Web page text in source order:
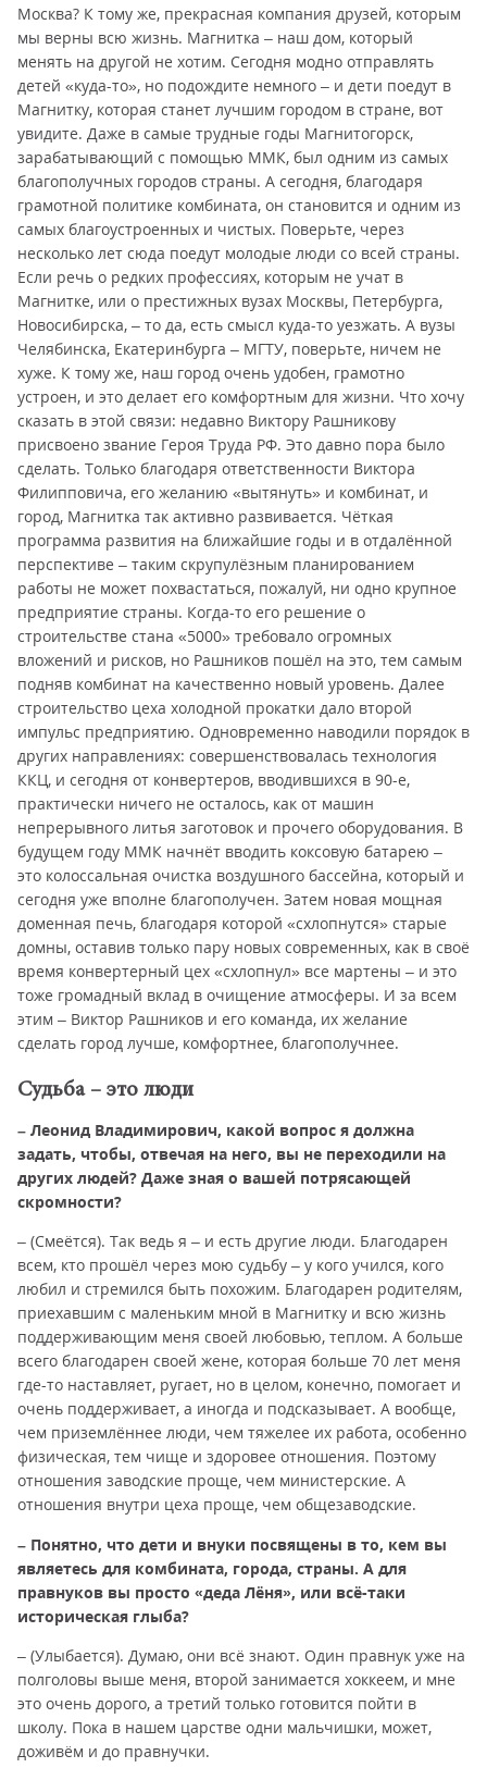
Москва? К тому же, прекрасная компания друзей, которым
мы верны всю жизнь. Магнитка – наш дом, который
менять на другой не хотим. Сегодня модно отправлять
детей «куда-то», но подождите немного – и дети поедут в
Магнитку, которая станет лучшим городом в стране, вот
увидите. Даже в самые трудные годы Магнитогорск,
зарабатывающий с помощью ММК, был одним из самых
благополучных городов страны. А сегодня, благодаря
грамотной политике комбината, он становится и одним из
самых благоустроенных и чистых. Поверьте, через
несколько лет сюда поедут молодые люди со всей страны.
Если речь о редких профессиях, которым не учат в
Магнитке, или о престижных вузах Москвы, Петербурга,
Новосибирска, – то да, есть смысл куда-то уезжать. А вузы
Челябинска, Екатеринбурга – МГТУ, поверьте, ничем не
хуже. К тому же, наш город очень удобен, грамотно
устроен, и это делает его комфортным для жизни. Что хочу
сказать в этой связи: недавно Виктору Рашникову
присвоено звание Героя Труда РФ. Это давно пора было
сделать. Только благодаря ответственности Виктора
Филипповича, его желанию «вытянуть» и комбинат, и
город, Магнитка так активно развивается. Чёткая
программа развития на ближайшие годы и в отдалённой
перспективе – таким скрупулёзным планированием
работы не может похвастаться, пожалуй, ни одно крупное
предприятие страны. Когда-то его решение о
строительстве стана «5000» требовало огромных
вложений и рисков, но Рашников пошёл на это, тем самым
подняв комбинат на качественно новый уровень. Далее
строительство цеха холодной прокатки дало второй
импульс предприятию. Одновременно наводили порядок в
других направлениях: совершенствовалась технология
ККЦ, и сегодня от конвертеров, вводившихся в 90-е,
практически ничего не осталось, как от машин
непрерывного литья заготовок и прочего оборудования. В
будущем году ММК начнёт вводить коксовую батарею –
это колоссальная очистка воздушного бассейна, который и
сегодня уже вполне благополучен. Затем новая мощная
доменная печь, благодаря которой «схлопнутся» старые
домны, оставив только пару новых современных, как в своё
время конвертерный цех «схлопнул» все мартены – и это
тоже громадный вклад в очищение атмосферы. И за всем
этим – Виктор Рашников и его команда, их желание
сделать город лучше, комфортнее, благополучнее.
Судьба – это люди
– Леонид Владимирович, какой вопрос я должна
задать, чтобы, отвечая на него, вы не переходили на
других людей? Даже зная о вашей потрясающей
скромности?
– (Смеётся). Так ведь я – и есть другие люди. Благодарен
всем, кто прошёл через мою судьбу – у кого учился, кого
любил и стремился быть похожим. Благодарен родителям,
приехавшим с маленьким мной в Магнитку и всю жизнь
поддерживающим меня своей любовью, теплом. А больше
всего благодарен своей жене, которая больше 70 лет меня
где-то наставляет, ругает, но в целом, конечно, помогает и
очень поддерживает, а иногда и подсказывает. А вообще,
чем приземлённее люди, чем тяжелее их работа, особенно
физическая, тем чище и здоровее отношения. Поэтому
отношения заводские проще, чем министерские. А
отношения внутри цеха проще, чем общезаводские.
– Понятно, что дети и внуки посвящены в то, кем вы
являетесь для комбината, города, страны. А для
правнуков вы просто «деда Лёня», или всё-таки
историческая глыба?
– (Улыбается). Думаю, они всё знают. Один правнук уже на
полголовы выше меня, второй занимается хоккеем, и мне
это очень дорого, а третий только готовится пойти в
школу. Пока в нашем царстве одни мальчишки, может,
доживём и до правнучки.